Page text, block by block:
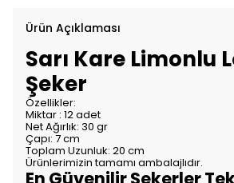
Ürün Açıklaması
Sarı Kare Limonlu
Şeker
Özellikler:
Miktar : 12 adet
Net Ağırlık: 30 gr
Çapı: 7 cm
Toplam Uzunluk: 20 cm
Ürünlerimizin tamamı ambalajlıdır.